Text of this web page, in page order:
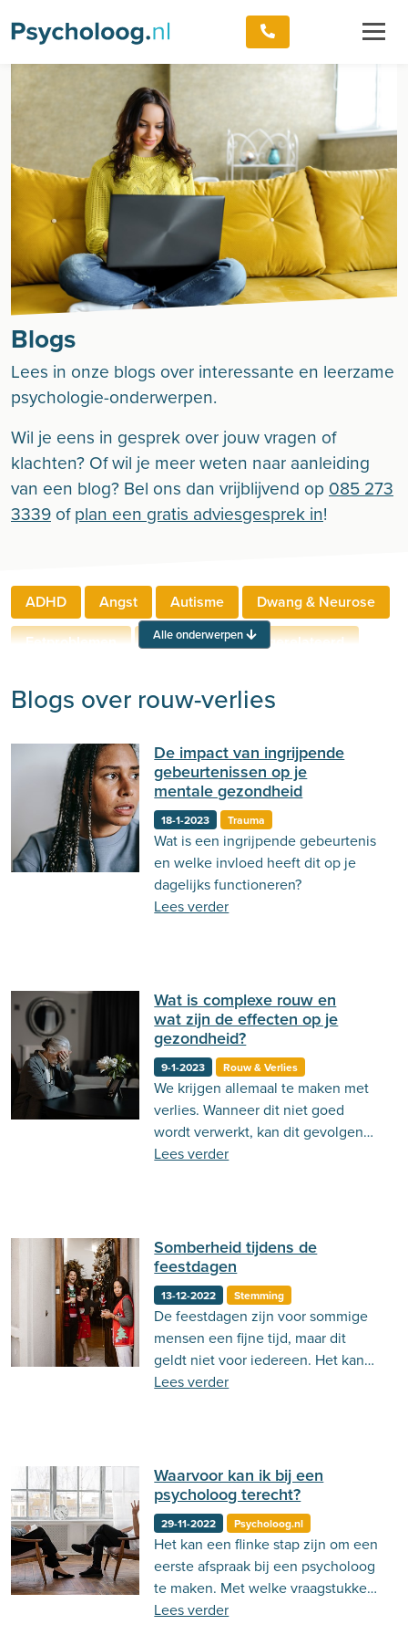
Blogs
Lees in onze blogs over interessante en leerzame
psychologie-onderwerpen.
Wil je eens in gesprek over jouw vragen of
klachten? Of wil je meer weten naar aanleiding
van een blog? Bel ons dan vrijblijvend op 085 273
3339 ofplan een gratis adviesgesprek in!
ADHD Angst Autisme
Dwang & Neurose
Eetproblemen
Relaties
Werkgerelateerd
Neuropsychologie
Verslaving
Zingeving
Persoonlijkheid
Sport Hechting
Behandeling
Actueel
Stemming
Emoties
Ouderschap
Alle onderwerpen
Blogs over rouw-verlies
De impact van ingrijpende
gebeurtenissen op je
mentale gezondheid
18-1-2023 Trauma
Wat is een ingrijpende gebeurtenis
en welke invloed heeft dit op je
dagelijks functioneren?
Lees verder
Wat is complexe rouw en
wat zijn de effecten op je
gezondheid?
9-1-2023 Rouw & Verlies
We krijgen allemaal te maken met
verlies. Wanneer dit niet goed
wordt verwerkt, kan dit gevolgen
hebben voor je mentale en fysieke
Lees verder
Somberheid tijdens de
feestdagen
13-12-2022 Stemming
De feestdagen zijn voor sommige
mensen een fijne tijd, maar dit
geldt niet voor iedereen. Het kan
ook een hele eenzame tijd zijn.
om kan gaan!
Lees verder
Waarvoor kan ik bij een
psycholoog terecht?
29-11-2022 Psycholoog.nl
Het kan een flinke stap zijn om een
eerste afspraak bij een psycholoog
te maken. Met welke vraagstukken
kan je nou eigenlijk bij een
Lees verder